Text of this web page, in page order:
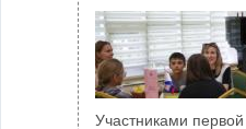
Участниками